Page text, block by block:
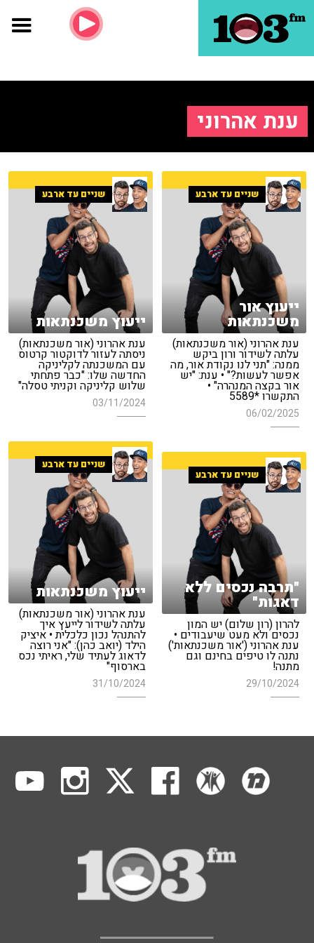
ענת אהרוני
שניים עד ארבע
ייעוץ אור
משכנתאות
ענת אהרוני (אור משכנתאות)
עלתה לשידור ורון ביקש
ממנה: "תני לנו נקודת אור, מה
אפשר לעשות?" • ענת: "יש
אור בקצה המנהרה" •
התקשרו *5589
06/02/2025
שניים עד ארבע
ייעוץ משכנתאות
ענת אהרוני (אור משכנתאות)
ניסתה לעזור לדוקטור קרטוס
עם המשכנתה לקליניקה
החדשה שלו: "כבר פתחתי
שלוש קליניקה וקניתי טסלה"
03/11/2024
שניים עד ארבע
ייעוץ משכנתאות
ענת אהרוני (אור משכנתאות)
עלתה לשידור לייעץ איך
להתנהל נכון כלכלית • איציק
הילד (יואב כהן): "אני רוצה
לדאוג לעתיד שלי, ראיתי נכס
בארסוף"
31/10/2024
שניים עד ארבע
"תרבה נכסים ללא
דאגות"
להרון (רון שלום) יש המון
נכסים ולא מעט שיעבודים •
ענת אהרוני ('אור משכנתאות')
נתנה לו טיפים בחינם וגם
מתנה!
29/10/2024